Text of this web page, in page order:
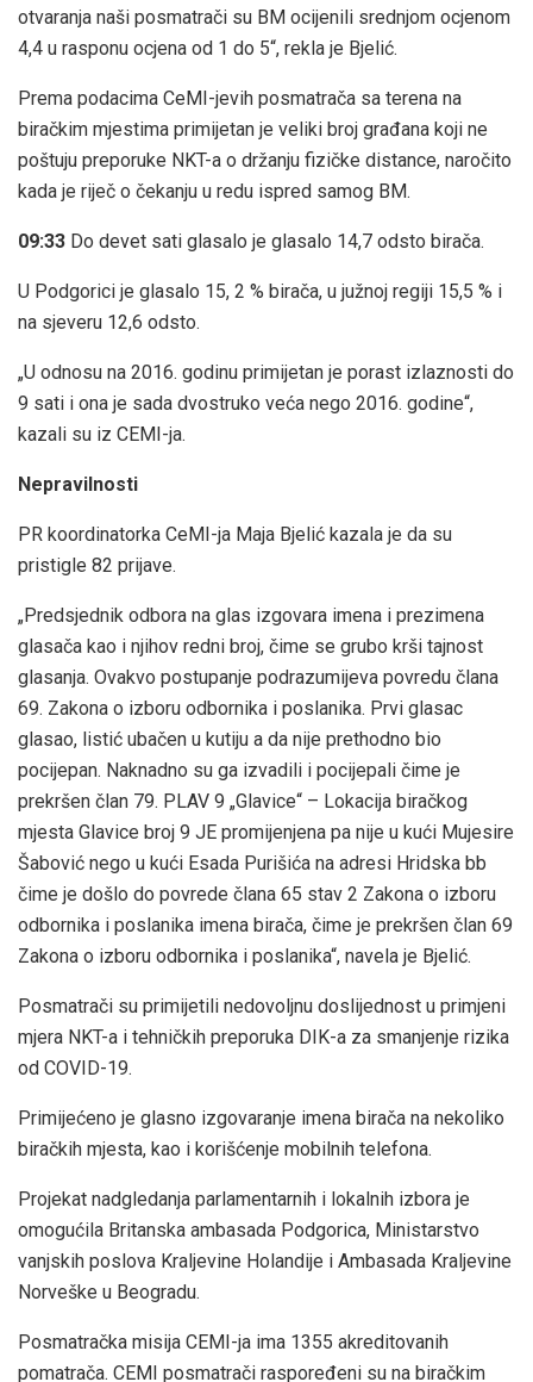
otvaranja naši posmatrači su BM ocijenili srednjom ocjenom
4,4 u rasponu ocjena od 1 do 5“, rekla je Bjelić.
Prema podacima CeMI-jevih posmatrača sa terena na
biračkim mjestima primijetan je veliki broj građana koji ne
poštuju preporuke NKT-a o držanju fizičke distance, naročito
kada je riječ o čekanju u redu ispred samog BM.
09:33 Do devet sati glasalo je glasalo 14,7 odsto birača.
U Podgorici je glasalo 15, 2 % birača, u južnoj regiji 15,5 % i
na sjeveru 12,6 odsto.
„U odnosu na 2016. godinu primijetan je porast izlaznosti do
9 sati i ona je sada dvostruko veća nego 2016. godine“,
kazali su iz CEMI-ja.
Nepravilnosti
PR koordinatorka CeMI-ja Maja Bjelić kazala je da su
pristigle 82 prijave.
„Predsjednik odbora na glas izgovara imena i prezimena
glasača kao i njihov redni broj, čime se grubo krši tajnost
glasanja. Ovakvo postupanje podrazumijeva povredu člana
69. Zakona o izboru odbornika i poslanika. Prvi glasac
glasao, listić ubačen u kutiju a da nije prethodno bio
pocijepan. Naknadno su ga izvadili i pocijepali čime je
prekršen član 79. PLAV 9 „Glavice“ – Lokacija biračkog
mjesta Glavice broj 9 JE promijenjena pa nije u kući Mujesire
Šabović nego u kući Esada Purišića na adresi Hridska bb
čime je došlo do povrede člana 65 stav 2 Zakona o izboru
odbornika i poslanika imena birača, čime je prekršen član 69
Zakona o izboru odbornika i poslanika“, navela je Bjelić.
Posmatrači su primijetili nedovoljnu doslijednost u primjeni
mjera NKT-a i tehničkih preporuka DIK-a za smanjenje rizika
od COVID-19.
Primijećeno je glasno izgovaranje imena birača na nekoliko
biračkih mjesta, kao i korišćenje mobilnih telefona.
Projekat nadgledanja parlamentarnih i lokalnih izbora je
omogućila Britanska ambasada Podgorica, Ministarstvo
vanjskih poslova Kraljevine Holandije i Ambasada Kraljevine
Norveške u Beogradu.
Posmatračka misija CEMI-ja ima 1355 akreditovanih
pomatrača. CEMI posmatrači raspoređeni su na biračkim